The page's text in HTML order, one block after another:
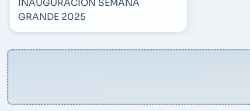
INAUGURACIÓN SEMANA
GRANDE 2025